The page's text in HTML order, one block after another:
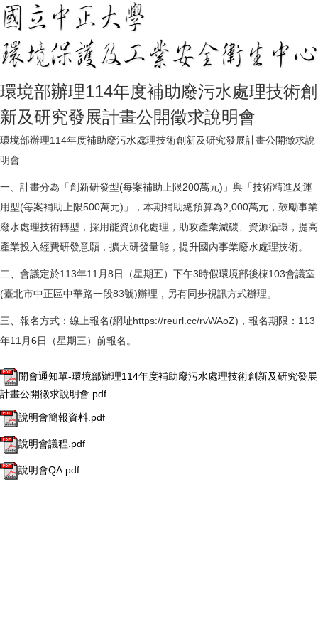
環境部辦理114年度補助廢污水處理技術創
新及研究發展計畫公開徵求說明會
環境部辦理114年度補助廢污水處理技術創新及研究發展計畫公開徵求說
明會
一、計畫分為「創新研發型(每案補助上限200萬元)」與「技術精進及運
用型(每案補助上限500萬元)」，本期補助總預算為2,000萬元，鼓勵事業
廢水處理技術轉型，採用能資源化處理，助攻產業減碳、資源循環，提高
產業投入經費研發意願，擴大研發量能，提升國內事業廢水處理技術。
二、會議定於113年11月8日（星期五）下午3時假環境部後棟103會議室
(臺北市中正區中華路一段83號)辦理，另有同步視訊方式辦理。
三、報名方式：線上報名(網址https://reurl.cc/rvWAoZ)，報名期限：113
年11月6日（星期三）前報名。
開會通知單-環境部辦理114年度補助廢污水處理技術創新及研究發展
計畫公開徵求說明會.pdf
說明會簡報資料.pdf
說明會議程.pdf
說明會QA.pdf